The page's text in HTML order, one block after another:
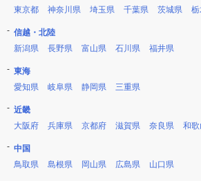
東京都
神奈川県 埼玉県 千葉県 茨城県
信越・北陸
新潟県
長野県 富山県 石川県 福井県
東海
愛知県
岐阜県 静岡県 三重県
近畿
大阪府
兵庫県 京都府 滋賀県 奈良県 和
中国
鳥取県
島根県 岡山県 広島県 山口県